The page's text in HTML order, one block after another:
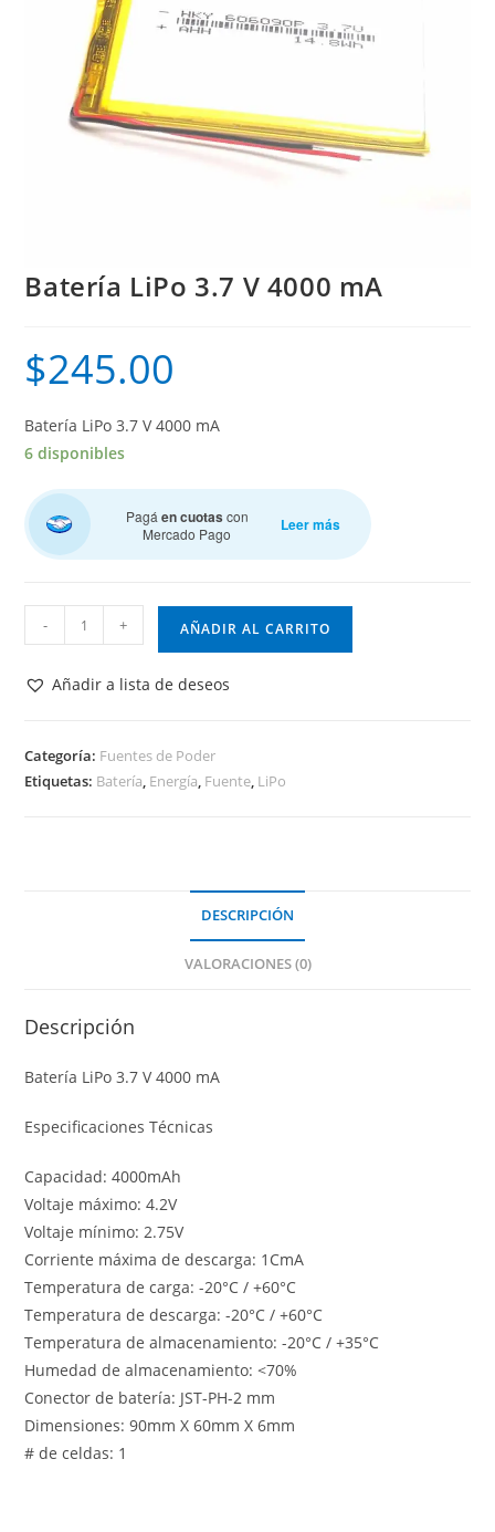
Batería LiPo 3.7 V 4000 mA
$245.00
Batería LiPo 3.7 V 4000 mA
6 disponibles
Pagáen cuotas con
Mercado Pago
Leer más
LiPo
3.7
mA
cantidad
- + AÑADIR AL CARRITO
Añadir a lista de deseos
Categoría: Fuentes de Poder
Etiquetas: Batería, Energía, Fuente, LiPo
DESCRIPCIÓN
VALORACIONES (0)
Descripción
Batería LiPo 3.7 V 4000 mA
Especificaciones Técnicas
Capacidad: 4000mAh
Voltaje máximo: 4.2V
Voltaje mínimo: 2.75V
Corriente máxima de descarga: 1CmA
Temperatura de carga: -20°C / +60°C
Temperatura de descarga: -20°C / +60°C
Temperatura de almacenamiento: -20°C / +35°C
Humedad de almacenamiento: <70%
Conector de batería: JST-PH-2 mm
Dimensiones: 90mm X 60mm X 6mm
# de celdas: 1